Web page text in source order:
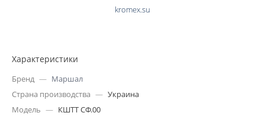
Характеристики
Бренд — Маршал
Страна производства — Украина
Модель — КШТТ СФ.00